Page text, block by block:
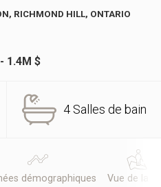
RICHMOND HILL, ONTARIO
1.4M $
4 Salles de bain
démographiques Vue de la